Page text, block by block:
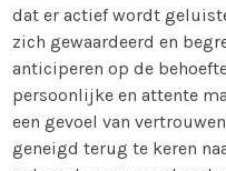
dat er actief wordt
zich gewaardeerd en
anticiperen op de
persoonlijke en attente
een gevoel van
geneigd terug te keren